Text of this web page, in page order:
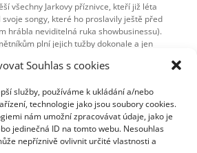
Souhlas s cookies
služby, používáme k ukládání a/nebo
technologie jako jsou soubory cookies.
nám umožní zpracovávat údaje, jako je
jedinečná ID na tomto webu. Nesouhlas
nepříznivě ovlivnit určité vlastnosti a
všechny Jarkovy příznivce, kteří již léta
svoje songy, které ho proslavily ještě před
hrábla neviditelná ruka showbusinessu).
plní jejich tužby dokonale a jen
návrzích obalů desky, skladby k
na
praha2006/